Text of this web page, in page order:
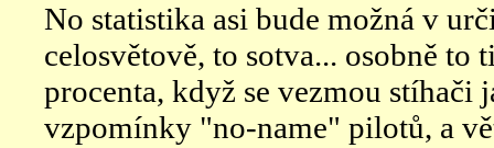
No statistika asi bude možná v
celosvětově, to sotva... osobně to
procenta, když se vezmou stíhači
vzpomínky "no-name" pilotů, a